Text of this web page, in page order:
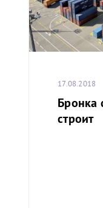
17.08.2018
Бронка
строит